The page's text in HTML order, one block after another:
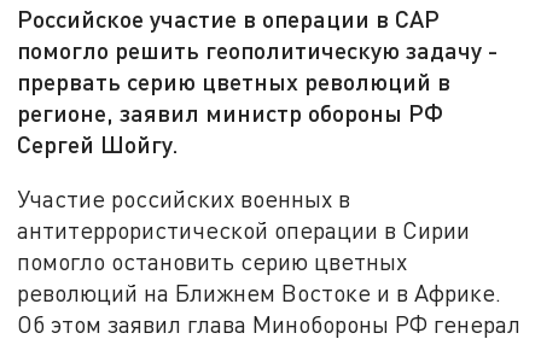
Российское участие в операции в САР
помогло решить геополитическую задачу -
прервать серию цветных революций в
регионе, заявил министр обороны РФ
Сергей Шойгу.
Участие российских военных в
антитеррористической операции в Сирии
помогло остановить серию цветных
революций на Ближнем Востоке и в Африке.
Об этом заявил глава Минобороны РФ генерал